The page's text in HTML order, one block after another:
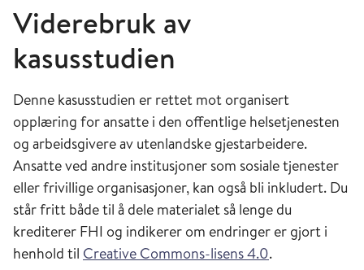
Viderebruk av
kasusstudien
Denne kasusstudien er rettet mot organisert
opplæring for ansatte i den offentlige helsetjenesten
og arbeidsgivere av utenlandske gjestarbeidere.
Ansatte ved andre institusjoner som sosiale tjenester
eller frivillige organisasjoner, kan også bli inkludert. Du
står fritt både til å dele materialet så lenge du
krediterer FHI og indikerer om endringer er gjort i
henhold til Creative Commons-lisens 4.0.